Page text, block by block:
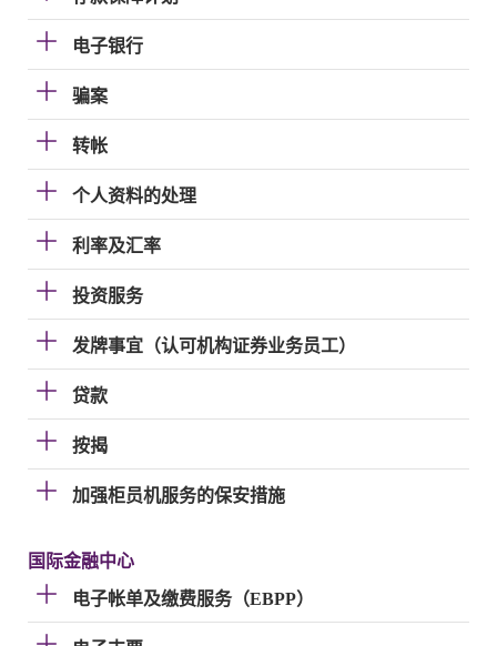
电子银行
骗案
转帐
个人资料的处理
利率及汇率
投资服务
发牌事宜（认可机构证券业务员工）
贷款
按揭
加强柜员机服务的保安措施
国际金融中心
电子帐单及缴费服务（EBPP）